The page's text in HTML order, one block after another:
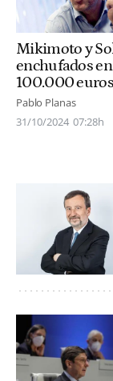
Mikimoto y
enchufados
100.000
Pablo Planas
31/10/2024 07:28h